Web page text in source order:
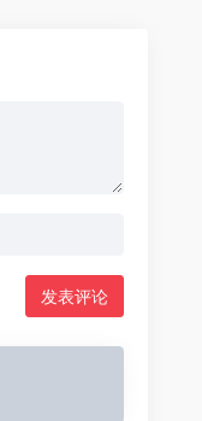
发表评论